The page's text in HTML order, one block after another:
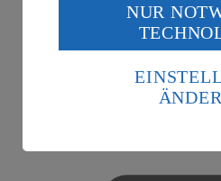
Wenn du auf „Aktivieren“
des Art. 49 Abs. 1 Satz 1 lit. a)
Daten in den USA verarbeitet
die USA als Land mit einem
Standards nicht
Es besteht das Risiko eines
Informationen zum
Impressum
NUR